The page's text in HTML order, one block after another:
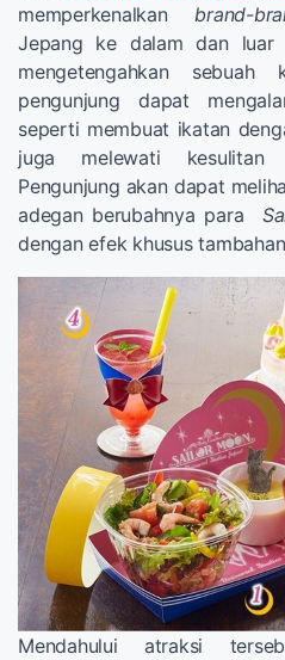
memperkenalkan brand-
Jepang ke dalam dan luar
mengetengahkan
pengunjung dapat
seperti membuat ikatan
juga melewati kesulitan
Pengunjung akan dapat
adegan berubahnya para
dengan efek khusus
Mendahului atraksi